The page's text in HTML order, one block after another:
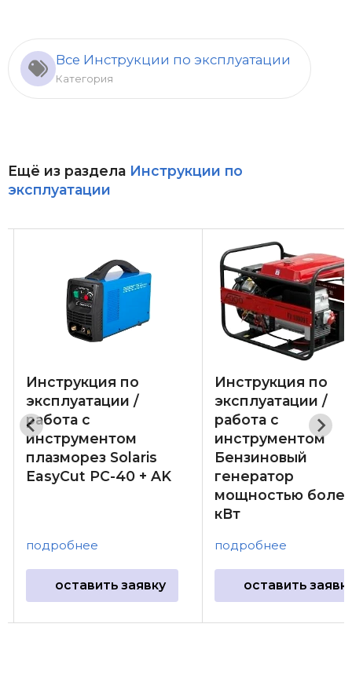
Все Инструкции по эксплуатации
Категория
Ещё из раздела Инструкции по
эксплуатации
Инструкция по
эксплуатации /
работа с
инструментом
плазморез Solaris
EasyCut PC-40 + AK
подробнее
оставить заявку
Инструкция по
эксплуатации /
работа с
инструментом
Бензиновый
генератор
мощностью
кВт
подробнее
оставить